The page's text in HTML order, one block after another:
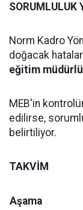
SORUMLULUK
Norm Kadro
doğacak
eğitim
MEB'in
edilirse,
belirtiliyor.
TAKVİM
Aşama